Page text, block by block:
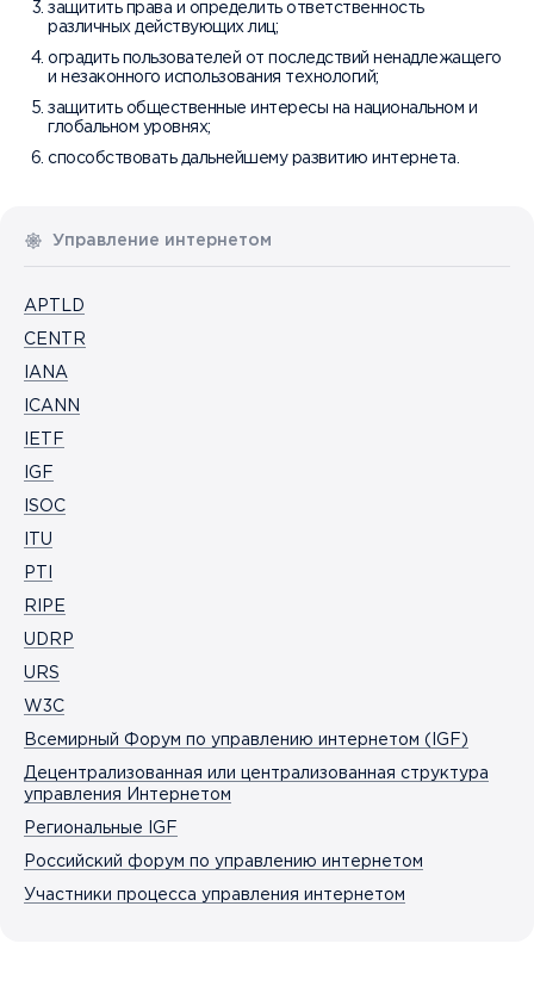
защитить права и определить ответственность
различных действующих лиц;
оградить пользователей от последствий ненадлежащего
и незаконного использования технологий;
защитить общественные интересы на национальном и
глобальном уровнях;
способствовать дальнейшему развитию интернета.
Управление интернетом
APTLD
CENTR
IANA
ICANN
IETF
IGF
ISOC
ITU
PTI
RIPE
UDRP
URS
W3C
Всемирный Форум по управлению интернетом (IGF)
Децентрализованная или централизованная структура
управления Интернетом
Региональные IGF
Российский форум по управлению интернетом
Участники процесса управления интернетом